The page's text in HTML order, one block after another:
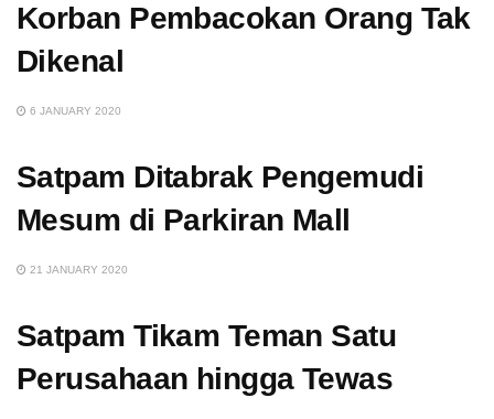
Korban Pembacokan Orang Tak
Dikenal
6 JANUARY 2020
Satpam Ditabrak Pengemudi
Mesum di Parkiran Mall
21 JANUARY 2020
Satpam Tikam Teman Satu
Perusahaan hingga Tewas